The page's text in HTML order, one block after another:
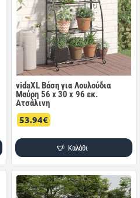
vidaXL Βάση για Λουλούδια
Μαύρη 56 x 30 x 96 εκ.
Ατσάλινη
53.94€
Καλάθι